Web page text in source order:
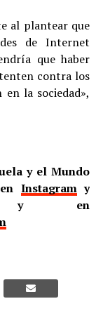
al plantear que
de Internet
que haber
contra los
en la sociedad»,
y el Mundo
Instagramy
en